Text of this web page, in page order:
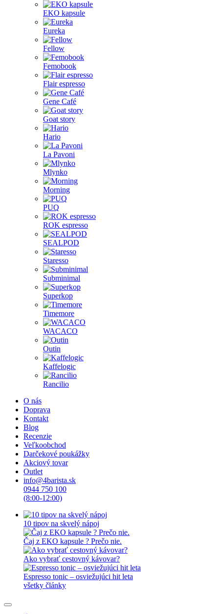
EKO kapsule
Eureka
Fellow
Femobook
Flair espresso
Gene Café
Goat story
Hario
La Pavoni
Mlynko
Morning
PUQ
ROK espresso
SEALPOD
Staresso
Subminimal
Superkop
Timemore
WACACO
Outin
Kaffelogic
Rancilio
O nás
Doprava
Kontakt
Blog
Recenzie
Veľkoobchod
Darčekové poukážky
Akciový tovar
Outlet
info@4barista.sk
0944 750 100
(8:00-12:00)
10 tipov na skvelý nápoj
Čaj z EKO kapsule ? Prečo nie.
Ako vybrať cestovný kávovar?
Espresso tonic – osviežujúci hit leta
všetky články